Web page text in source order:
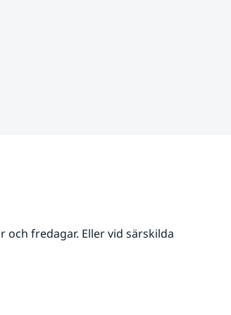
fredagar. Eller vid särskilda